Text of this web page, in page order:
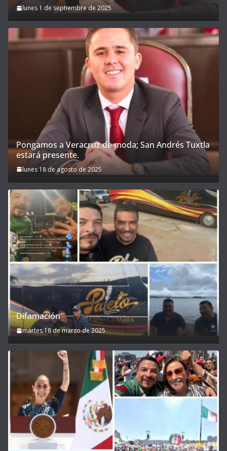
lunes 1 de septiembre de 2025
Pongamos a Veracruz de moda; San Andrés Tuxtla
estará presente.
lunes 18 de agosto de 2025
Difamación
martes 18 de marzo de 2025